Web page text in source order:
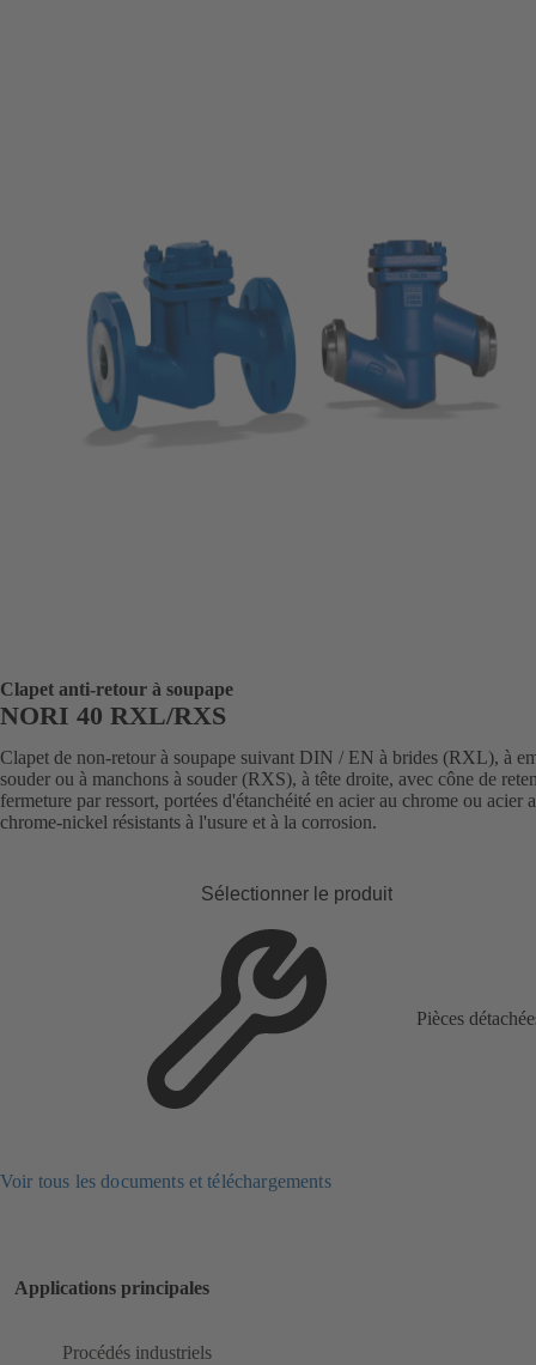
Clapet anti-retour à soupape
NORI 40 RXL/RXS
Clapet de non-retour à soupape suivant DIN / EN à brides (RXL), à
souder ou à manchons à souder (RXS), à tête droite, avec cône de
fermeture par ressort, portées d'étanchéité en acier au chrome ou acier
chrome-nickel résistants à l'usure et à la corrosion.
Sélectionner le produit
Pièces
Voir tous les documents et téléchargements
Applications principales
Procédés industriels